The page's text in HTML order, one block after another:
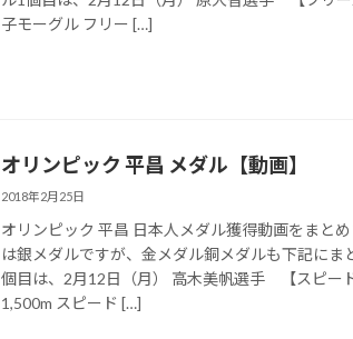
子モーグル フリー […]
オリンピック 平昌 メダル【動画】
2018年2月25日
オリンピック 平昌 日本人メダル獲得動画をまと
は銀メダルですが、金メダル銅メダルも下記にま
個目は、2月12日（月） 高木美帆選手 【スピー
1,500m スピード […]